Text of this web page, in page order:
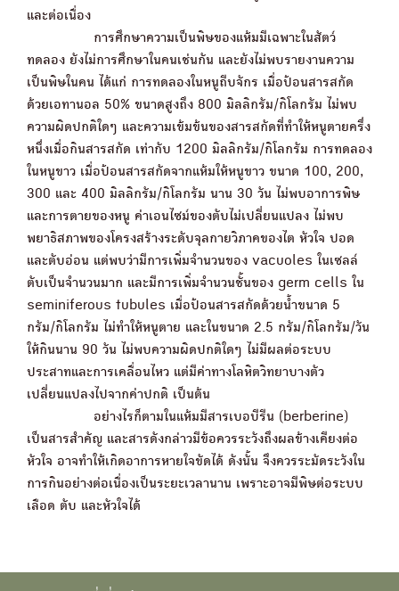
และต่อเนื่อง
การศึกษาความเป็นพิษของแห้มมีเฉพาะในสัตว์
ทดลอง ยังไม่การศึกษาในคนเช่นกัน และยังไม่พบรายงานความ
เป็นพิษในคน ได้แก่ การทดลองในหนูถีบจักร เมื่อป้อนสารสกัด
ด้วยเอทานอล 50% ขนาดสูงถึง 800 มิลลิกรัม/กิโลกรัม ไม่พบ
ความผิดปกติใดๆ และความเข้มข้นของสารสกัดที่ทำให้หนูตายครึ่ง
หนึ่งเมื่อกินสารสกัด เท่ากับ 1200 มิลลิกรัม/กิโลกรัม การทดลอง
ในหนูขาว เมื่อป้อนสารสกัดจากแห้มให้หนูขาว ขนาด 100, 200,
300 และ 400 มิลลิกรัม/กิโลกรัม นาน 30 วัน ไม่พบอาการพิษ
และการตายของหนู ค่าเอนไซม์ของตับไม่เปลี่ยนแปลง ไม่พบ
พยาธิสภาพของโครงสร้างระดับจุลกายวิภาคของไต หัวใจ ปอด
และตับอ่อน แต่พบว่ามีการเพิ่มจำนวนของ vacuoles ในเซลล์
ตับเป็นจำนวนมาก และมีการเพิ่มจำนวนชั้นของ germ cells ใน
seminiferous tubules เมื่อป้อนสารสกัดด้วยน้ำขนาด 5
กรัม/กิโลกรัม ไม่ทำให้หนูตาย และในขนาด 2.5 กรัม/กิโลกรัม/วัน
ให้กินนาน 90 วัน ไม่พบความผิดปกติใดๆ ไม่มีผลต่อระบบ
ประสาทและการเคลื่อนไหว แต่มีค่าทางโลหิตวิทยาบางตัว
เปลี่ยนแปลงไปจากค่าปกติ เป็นต้น
อย่างไรก็ตามในแห้มมีสารเบอบีรีน (berberine)
เป็นสารสำคัญ และสารดังกล่าวมีข้อควรระวังถึงผลข้างเคียงต่อ
หัวใจ อาจทำให้เกิดอาการหายใจขัดได้ ดังนั้น จึงควรระมัดระวังใน
การกินอย่างต่อเนื่องเป็นระยะเวลานาน เพราะอาจมีพิษต่อระบบ
เลือด ตับ และหัวใจได้